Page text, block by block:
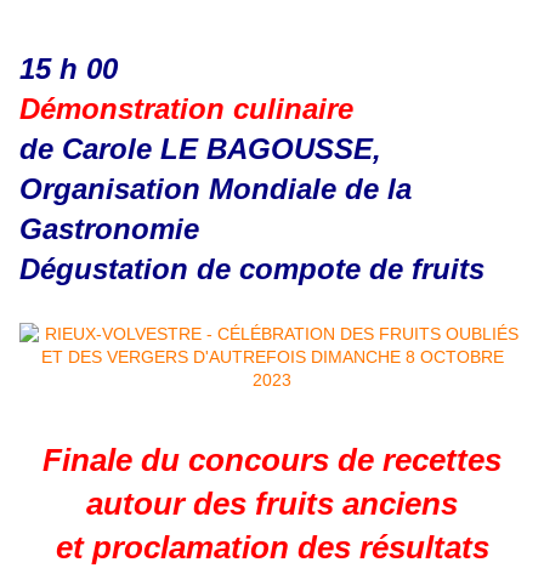
15 h 00
Démonstration culinaire
de Carole LE BAGOUSSE,
Organisation Mondiale de la
Gastronomie
Dégustation de compote de fruits
Finale du concours de recettes
autour des fruits anciens
et proclamation des résultats